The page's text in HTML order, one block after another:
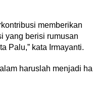
memberikan
yang berisi rumusan
Palu,” kata Irmayanti.
haruslah menjadi